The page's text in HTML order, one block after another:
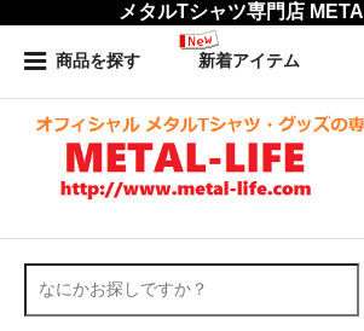
メタルTシャツ専門店
商品を探す 新着アイテム